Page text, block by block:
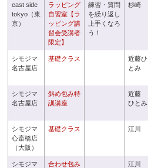
east side
tokyo（東
京）
ラッピング
自習室【ラ
ッピング講
習会受講者
限定】
練習・質問
を繰り返し
上手くなろ
う！
杉崎
シモジマ
名古屋店
基礎クラス
近藤ひ
とみ
シモジマ
名古屋店
斜め包み特
訓講座
近藤
ひとみ
シモジマ
心斎橋店
（大阪）
基礎クラス 江川
シモジマ
合わせ包み
江川